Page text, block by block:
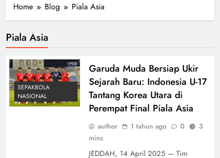
Home Blog Piala Asia
Piala Asia
SEPAKBOLA
NASIONAL
Garuda Muda Bersiap Ukir
Sejarah Baru: Indonesia U-17
Tantang Korea Utara di
Perempat Final Piala Asia
author 1 tahun ago 0
3
mins
JEDDAH, 14 April 2025 — Tim